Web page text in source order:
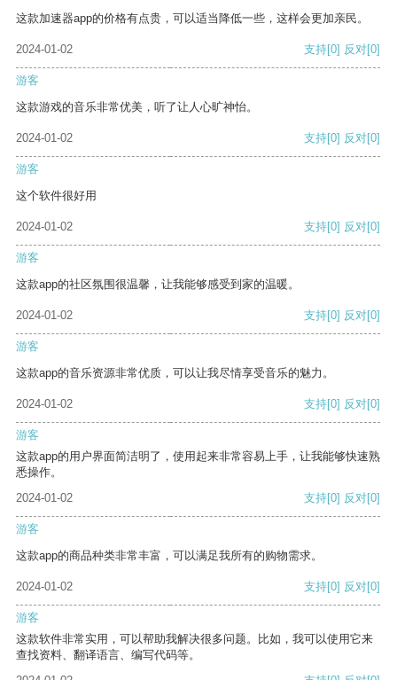
这款加速器app的价格有点贵，可以适当降低一些，这样会更加亲民。
2024-01-02 支持[0] 反对[0]
游客
这款游戏的音乐非常优美，听了让人心旷神怡。
2024-01-02 支持[0] 反对[0]
游客
这个软件很好用
2024-01-02 支持[0] 反对[0]
游客
这款app的社区氛围很温馨，让我能够感受到家的温暖。
2024-01-02 支持[0] 反对[0]
游客
这款app的音乐资源非常优质，可以让我尽情享受音乐的魅力。
2024-01-02 支持[0] 反对[0]
游客
这款app的用户界面简洁明了，使用起来非常容易上手，让我能够快速熟
悉操作。
2024-01-02
支持[0] 反对[0]
游客
这款app的商品种类非常丰富，可以满足我所有的购物需求。
2024-01-02 支持[0] 反对[0]
游客
这款软件非常实用，可以帮助我解决很多问题。比如，我可以使用它来
查找资料、翻译语言、编写代码等。